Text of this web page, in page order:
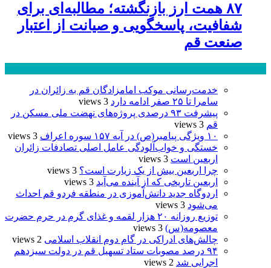
۸۷ همت ارز بازنگشته؛ مطالبه‌ای برای
شفافیت، پاسخگویی و صیانت از اعتبار
صنعت قم
خدمت‌رسانی موکب امامزادگان قم به زائران در
سامرا تا ۲۵ صفر ادامه دارد
3 views
پیشرفت ۹۳ درصدی پروژه‌های نهضت ملی مسکن در
قم 3 views
۱۰ ویژگی پیامبر(ص) در آیه ۱۵۷ سوره اعراف
3 views
خستگی و خواب‌آلودگی عامل اصلی تصادفات زائران
اربعین است 3 views
چرا اربعین بیش از یک زیارت است؟ 3 views
اربعین تاریخی که از آینده می‌آید 3 views
اردوگاه جدید دانش‌آموزی در منطقه فردو قم احداث
می‌شود 3 views
توزیع روزانه ۲۰ هزار لقمه و غذای گرم در حرم حضرت
معصومه(س) 3 views
چالش‌های ادراکی در گام دوم انقلاب اسلامی 2 views
۹۴ درصد مصوبات ستاد تسهیل قم در دولت سیزدهم
اجرایی شد 2 views